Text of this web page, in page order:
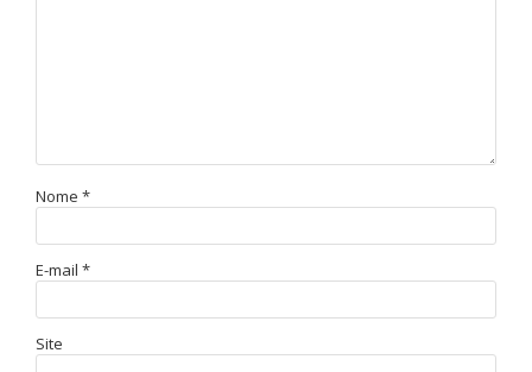
Nome *
E-mail *
Site